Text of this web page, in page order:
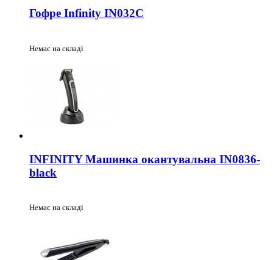
Гофре Infinity IN032C
Немає на складі
INFINITY Машинка окантувальна IN0836-
black
Немає на складі